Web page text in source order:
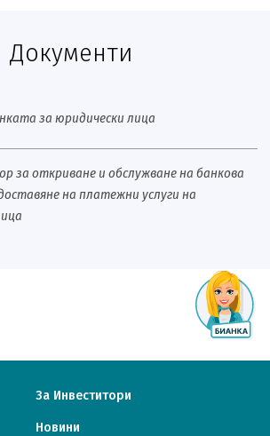
Документи
за юридически лица
за откриване и обслужване на банкова
на платежни услуги на
За Инвеститори
Новини